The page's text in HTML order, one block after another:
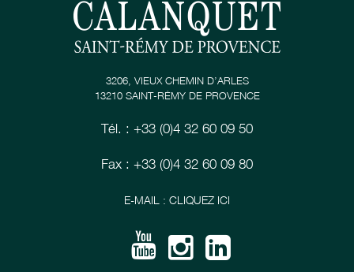
3206, VIEUX CHEMIN D’ARLES
13210 SAINT-RÉMY DE PROVENCE
Tél. : +33 (0)4 32 60 09 50
Fax : +33 (0)4 32 60 09 80
E-MAIL : CLIQUEZ ICI